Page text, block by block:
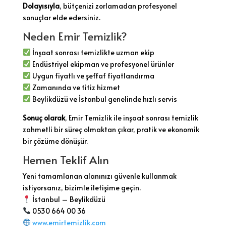
Dolayısıyla, bütçenizi zorlamadan profesyonel
sonuçlar elde edersiniz.
Neden Emir Temizlik?
İnşaat sonrası temizlikte uzman ekip
Endüstriyel ekipman ve profesyonel ürünler
Uygun fiyatlı ve şeffaf fiyatlandırma
Zamanında ve titiz hizmet
Beylikdüzü ve İstanbul genelinde hızlı servis
Sonuç olarak, Emir Temizlik ile inşaat sonrası temizlik
zahmetli bir süreç olmaktan çıkar, pratik ve ekonomik
bir çözüme dönüşür.
Hemen Teklif Alın
Yeni tamamlanan alanınızı güvenle kullanmak
istiyorsanız, bizimle iletişime geçin.
İstanbul – Beylikdüzü
0530 664 00 36
www.emirtemizlik.com